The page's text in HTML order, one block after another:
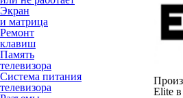
Экран
и матрица
Ремонт
клавиш
Память
телевизора
Система питания
телевизора
Elite